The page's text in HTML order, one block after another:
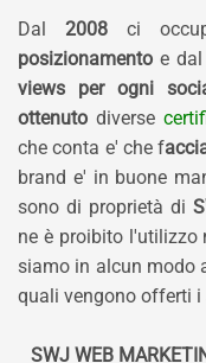
Dal 2008 ci
posizionamento e dal
views per ogni
ottenuto diverse
che conta e' che f
brand e' in buone
sono di proprietà di
ne è proibito l'utilizzo
siamo in alcun modo
quali vengono offerti i
SWJ WEB